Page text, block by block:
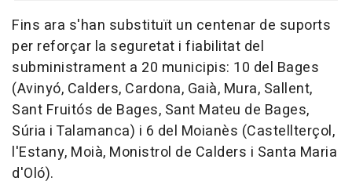
Fins ara s'han substituït un centenar de suports
per reforçar la seguretat i fiabilitat del
subministrament a 20 municipis: 10 del Bages
(Avinyó, Calders, Cardona, Gaià, Mura, Sallent,
Sant Fruitós de Bages, Sant Mateu de Bages,
Súria i Talamanca) i 6 del Moianès (Castellterçol,
l'Estany, Moià, Monistrol de Calders i Santa Maria
d'Oló).